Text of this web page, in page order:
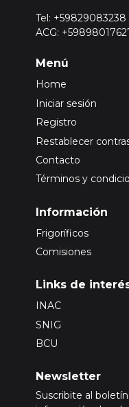
Tel: +59829083238
ACG:
Menú
Home
Iniciar sesión
Registro
Restablecer
Contacto
Términos y
Información
Frigoríficos
Comisiones
Links de
INAC
SNIG
BCU
Newsletter
Suscribite al